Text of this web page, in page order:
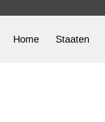
Home Staaten